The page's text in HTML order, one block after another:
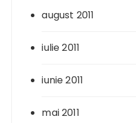
august 2011
iulie 2011
iunie 2011
mai 2011